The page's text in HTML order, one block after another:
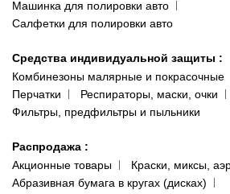
Машинка для полировки авто
Салфетки для полировки авто
Средства индивидуальной защиты :
Комбинезоны малярные и покрасочные
Перчатки
Респираторы, маски, очки
Фильтры, предфильтры и пыльники
Распродажа :
Акционные товары
Краски, миксы,
Абразивная бумага в кругах (дисках)